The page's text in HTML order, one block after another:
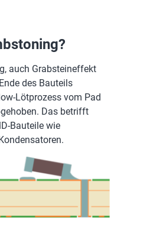
auch Grabsteineffekt
des Bauteils
Lötprozess vom Pad
Das betrifft
Bauteile wie